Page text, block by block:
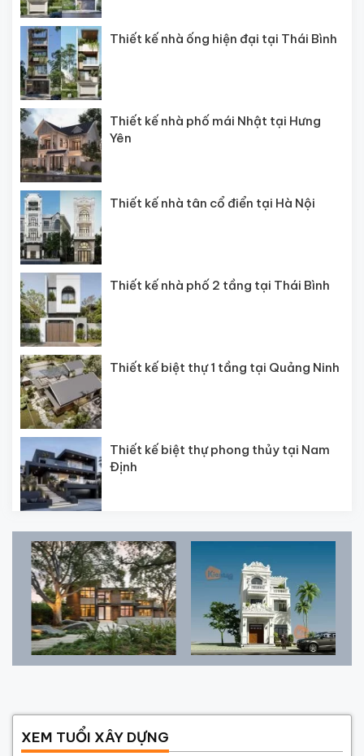
Thiết kế nhà ống hiện đại tại Thái Bình
Thiết kế nhà phố mái Nhật tại Hưng
Yên
Thiết kế nhà tân cổ điển tại Hà Nội
Thiết kế nhà phố 2 tầng tại Thái Bình
Thiết kế biệt thự 1 tầng tại Quảng Ninh
Thiết kế biệt thự phong thủy tại Nam
Định
XEM TUỔI XÂY DỰNG